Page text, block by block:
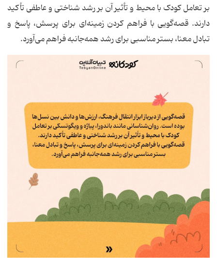
بر تعامل کودک با محیط و تأثیر آن بر رشد شناختی و عاطفی تأکید
دارند. قصه‌گویی با فراهم کردن زمینه‌ای برای پرسش، پاسخ و
تبادل معنا، بستر مناسبی برای رشد همه‌جانبه فراهم می‌آورد.